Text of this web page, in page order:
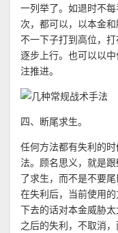
一列举了。如退时不
次，都可以，以本金
不一下子打到高位，
逐步上行。也可以以
注推进。
四、断尾求生。
任何方法都有失利的
法。顾名思义，就是
了求生，而不是不要
在失利后，当前使用
下去的话对本金威胁
之后的失利，不取消